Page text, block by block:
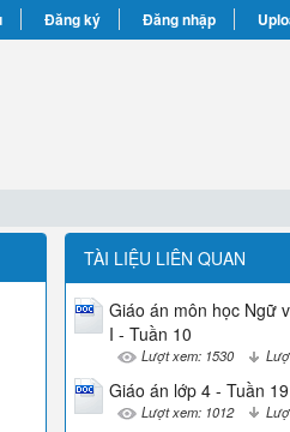
Đăng ký Đăng nhập
TÀI LIỆU LIÊN QUAN
Giáo án môn học Ngữ
I - Tuần 10
Lượt xem: 1530
Giáo án lớp 4 - Tuần 19
Lượt xem: 1012